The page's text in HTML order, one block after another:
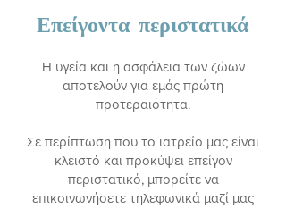
Επείγοντα περιστατικά
Η υγεία και η ασφάλεια των ζώων
αποτελούν για εμάς πρώτη
προτεραιότητα.
Σε περίπτωση που το ιατρείο μας είναι
κλειστό και προκύψει επείγον
περιστατικό, μπορείτε να
επικοινωνήσετε τηλεφωνικά μαζί μας